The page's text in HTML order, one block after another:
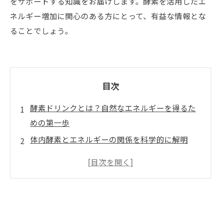
ネルギー増加に関心のある方にとって、有益な情報とな
ることでしょう。
目次
酵素ドリンクとは？自然なエネルギーを得るた
めの第一歩
体内酵素とエネルギーの関係を科学的に解明
酵素ドリンクの成分がもたらす驚きの効果